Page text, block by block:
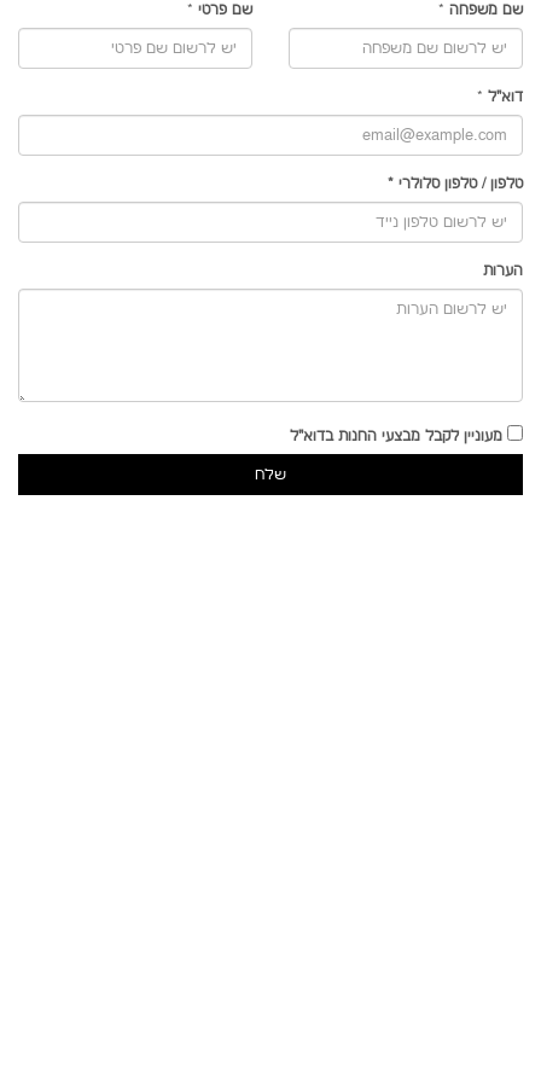
שם פרטי * שם משפחה *
דוא"ל *
טלפון /טלפון סלולרי *
הערות
מעוניין לקבל מבצעי החנות בדוא"ל